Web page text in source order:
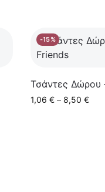
-15%
Τσάντες Δώρου
1,06 € – 8,50 €